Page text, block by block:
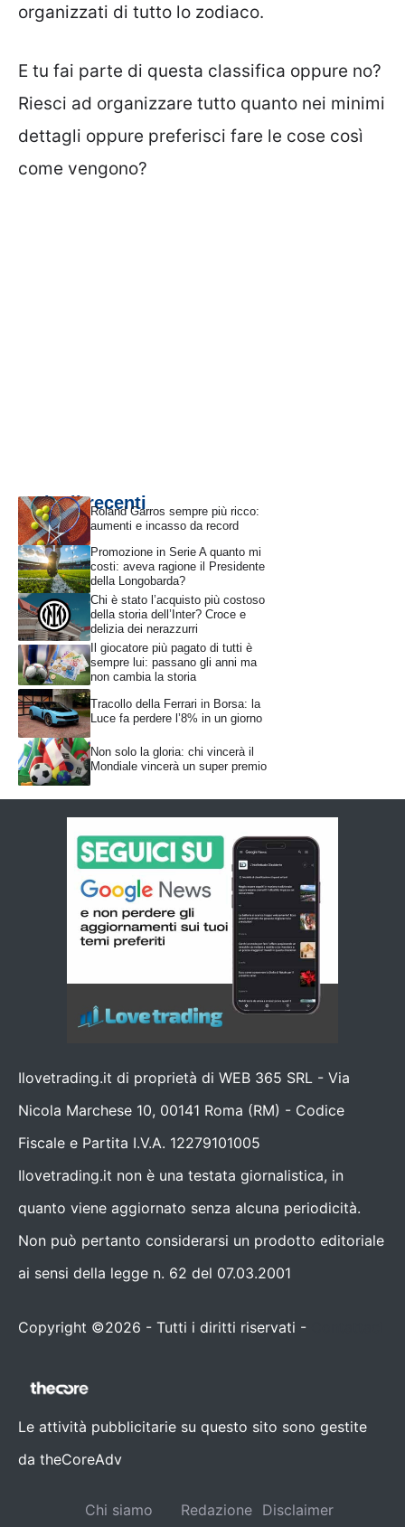
organizzati di tutto lo zodiaco.
E tu fai parte di questa classifica oppure no?
Riesci ad organizzare tutto quanto nei minimi
dettagli oppure preferisci fare le cose così
come vengono?
Articoli recentiRoland Garros sempre più ricco:
aumenti e incasso da record
Promozione in Serie A quanto mi
costi: aveva ragione il Presidente
della Longobarda?
Chi è stato l’acquisto più costoso
della storia dell’Inter? Croce e
delizia dei nerazzurri
Il giocatore più pagato di tutti è
sempre lui: passano gli anni ma
non cambia la storia
Tracollo della Ferrari in Borsa: la
Luce fa perdere l’8% in un giorno
Non solo la gloria: chi vincerà il
Mondiale vincerà un super premio
Ilovetrading.it di proprietà di WEB 365 SRL - Via
Nicola Marchese 10, 00141 Roma (RM) - Codice
Fiscale e Partita I.V.A. 12279101005
Ilovetrading.it non è una testata giornalistica, in
quanto viene aggiornato senza alcuna periodicità.
Non può pertanto considerarsi un prodotto editoriale
ai sensi della legge n. 62 del 07.03.2001
Copyright ©2026 - Tutti i diritti riservati -
Le attività pubblicitarie su questo sito sono gestite
da theCoreAdv
Chi siamo Redazione Disclaimer